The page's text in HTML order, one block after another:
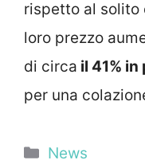
rispetto al solito
loro prezzo
di circa il 41%
per una
Categorie
News